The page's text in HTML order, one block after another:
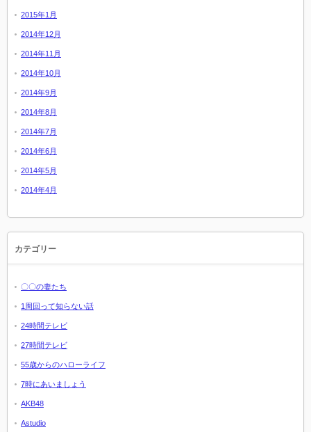
2015年1月
2014年12月
2014年11月
2014年10月
2014年9月
2014年8月
2014年7月
2014年6月
2014年5月
2014年4月
カテゴリー
〇〇の妻たち
1周回って知らない話
24時間テレビ
27時間テレビ
55歳からのハローライフ
7時にあいましょう
AKB48
Astudio